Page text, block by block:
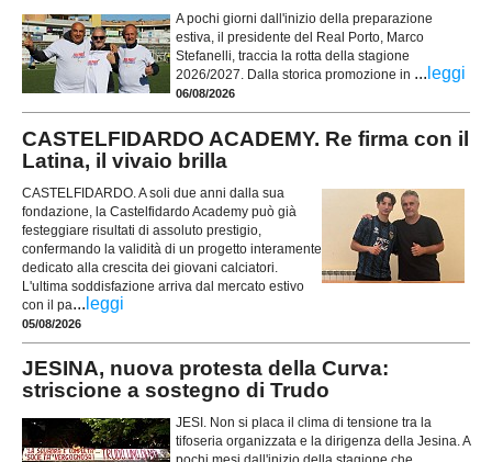
A pochi giorni dall'inizio della preparazione
estiva, il presidente del Real Porto, Marco
Stefanelli, traccia la rotta della stagione
2026/2027. Dalla storica promozione in ... leggi
06/08/2026
CASTELFIDARDO ACADEMY. Re firma con il
Latina, il vivaio brilla
CASTELFIDARDO. A soli due anni dalla sua
fondazione, la Castelfidardo Academy può già
festeggiare risultati di assoluto prestigio,
confermando la validità di un progetto interamente
dedicato alla crescita dei giovani calciatori.
L'ultima soddisfazione arriva dal mercato estivo
con il pa... leggi
05/08/2026
JESINA, nuova protesta della Curva:
striscione a sostegno di Trudo
JESI. Non si placa il clima di tensione tra la
tifoseria organizzata e la dirigenza della Jesina. A